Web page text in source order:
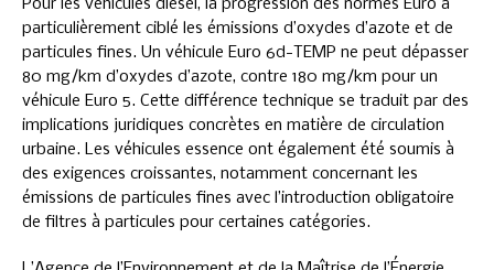
Pour les véhicules diesel, la progression des normes Euro a
particulièrement ciblé les émissions d’oxydes d’azote et de
particules fines. Un véhicule Euro 6d-TEMP ne peut dépasser
80 mg/km d’oxydes d’azote, contre 180 mg/km pour un
véhicule Euro 5. Cette différence technique se traduit par des
implications juridiques concrètes en matière de circulation
urbaine. Les véhicules essence ont également été soumis à
des exigences croissantes, notamment concernant les
émissions de particules fines avec l’introduction obligatoire
de filtres à particules pour certaines catégories.